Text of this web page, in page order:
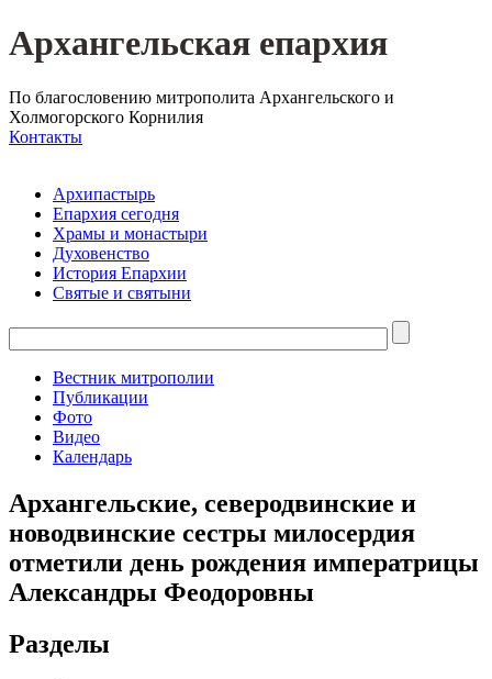
Архангельская епархия
По благословению митрополита Архангельского и
Холмогорского Корнилия
Контакты
Архипастырь
Епархия сегодня
Храмы и монастыри
Духовенство
История Епархии
Святые и святыни
Вестник митрополии
Публикации
Фото
Видео
Календарь
Архангельские, северодвинские и
новодвинские сестры милосердия
отметили день рождения императрицы
Александры Феодоровны
Разделы